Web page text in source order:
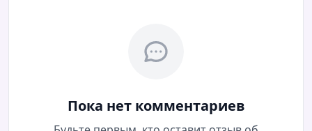
Пока нет комментариев